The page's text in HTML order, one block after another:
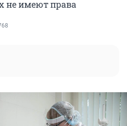
не имеют права